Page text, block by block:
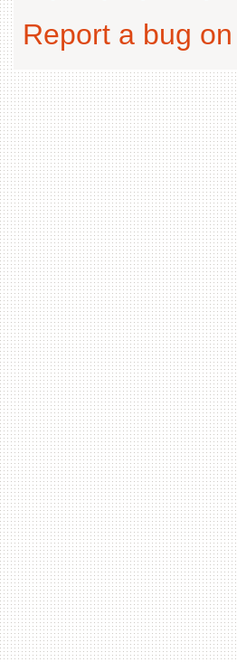
Report a bug